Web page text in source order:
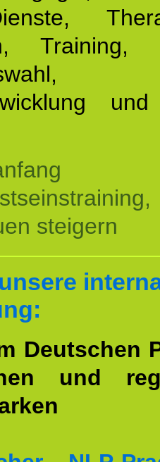
Training,
steigern
Deutschen
und